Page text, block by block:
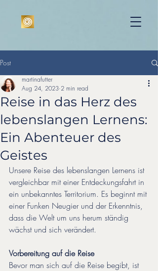
Post
Reise in das Herz des
lebenslangen Lernens:
Ein Abenteuer des
Geistes
martinafutter
Aug 24, 2023 2 min read
Unsere Reise des lebenslangen Lernens ist
vergleichbar mit einer Entdeckungsfahrt in
ein unbekanntes Territorium. Es beginnt mit
einer Funken Neugier und der Erkenntnis,
dass die Welt um uns herum ständig
wächst und sich verändert.
Vorbereitung auf die Reise
Bevor man sich auf die Reise begibt, ist